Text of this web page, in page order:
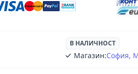
В НАЛИЧНОСТ
Магазин:София,